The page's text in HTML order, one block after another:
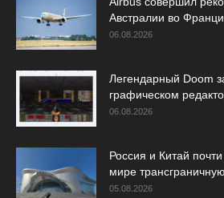
Австралии во
06.08.2026
Легендарный Doom
графическом
06.08.2026
Россия и Китай
мире
05.08.2026